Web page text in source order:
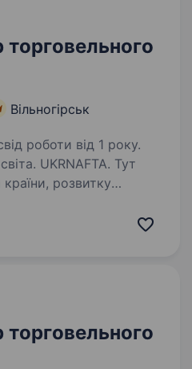
торговельного
Вільногірськ
роботи від 1 року.
Тут
розвитку
України. Сьогодні
торговельного